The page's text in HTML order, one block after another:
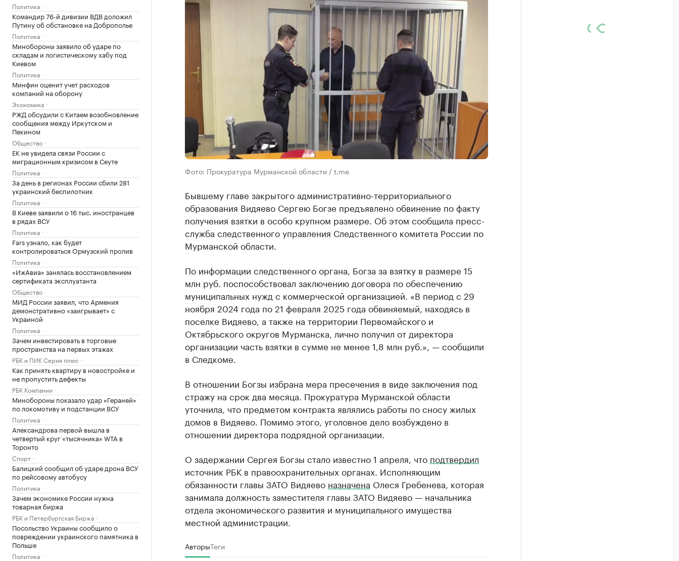
Политика
Командир 76-й дивизии ВДВ доложил
Путину об обстановке на Доброполье
Политика
Минобороны заявило об ударе по
складам и логистическому хабу под
Киевом
Политика
Минфин оценит учет расходов
компаний на оборону
Экономика
РЖД обсудили с Китаем возобновление
сообщения между Иркутском и
Пекином
Общество
ЕК не увидела связи России с
миграционным кризисом в Сеуте
Политика
За день в регионах России сбили 281
украинский беспилотник
Политика
В Киеве заявили о 16 тыс. иностранцев
в рядах ВСУ
Политика
Fars узнало, как будет
контролироваться Ормузский пролив
Политика
«ИжАвиа» занялась восстановлением
сертификата эксплуатанта
Общество
МИД России заявил, что Армения
демонстративно «заигрывает» с
Украиной
Политика
Зачем инвестировать в торговые
пространства на первых этажах
РБК и ПИК Серия плюс
Как принять квартиру в новостройке и
не пропустить дефекты
РБК Компании
Минобороны показало удар «Гераней»
по локомотиву и подстанции ВСУ
Политика
Александрова первой вышла в
четвертый круг «тысячника» WTA в
Торонто
Спорт
Балицкий сообщил об ударе дрона ВСУ
по рейсовому автобусу
Политика
Зачем экономике России нужна
товарная биржа
РБК и Петербургская Биржа
Посольство Украины сообщило о
повреждении украинского памятника в
Польше
Политика
Фото: Прокуратура Мурманской области / t.me
Бывшему главе закрытого административно-территориального
образования Видяево Сергею Богзе предъявлено обвинение по факту
получения взятки в особо крупном размере. Об этом сообщила пресс-
служба следственного управления Следственного комитета России по
Мурманской области.
По информации следственного органа, Богза за взятку в размере 15
млн руб. поспособствовал заключению договора по обеспечению
муниципальных нужд с коммерческой организацией. «В период с 29
ноября 2024 года по 21 февраля 2025 года обвиняемый, находясь в
поселке Видяево, а также на территории Первомайского и
Октябрьского округов Мурманска, лично получил от директора
организации часть взятки в сумме не менее 1,8 млн руб.», — сообщили
в Следкоме.
В отношении Богзы избрана мера пресечения в виде заключения под
стражу на срок два месяца. Прокуратура Мурманской области
уточнила, что предметом контракта являлись работы по сносу жилых
домов в Видяево. Помимо этого, уголовное дело возбуждено в
отношении директора подрядной организации.
О задержании Сергея Богзы стало известно 1 апреля, что подтвердил
источник РБК в правоохранительных органах. Исполняющим
обязанности главы ЗАТО Видяево назначена Олеся Гребенева, которая
занимала должность заместителя главы ЗАТО Видяево — начальника
отдела экономического развития и муниципального имущества
местной администрации.
АвторыТеги